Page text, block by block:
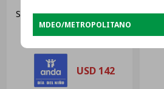
Speaker Philips Tax2206/77
C/ Carry On
USD189
USD 142
MDEO/METROPOLITANO